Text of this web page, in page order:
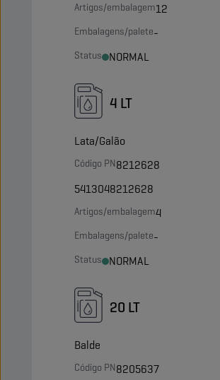
Artigos/embalagem12
Embalagens/palete-
Status NORMAL
4 LT
Lata/Galão
Código PN8212628
5413048212628
Artigos/embalagem4
Embalagens/palete-
Status NORMAL
20 LT
Balde
Código PN8205637